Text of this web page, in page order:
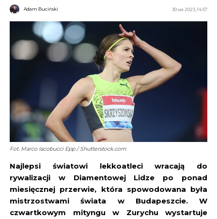
Adam Buciński 30 sie 2023, 14:57
Fot. Marco Iacobucci Epp / Shutterstock.com
Najlepsi światowi lekkoatleci wracają do
rywalizacji w Diamentowej Lidze po ponad
miesięcznej przerwie, która spowodowana była
mistrzostwami świata w Budapeszcie. W
czwartkowym mityngu w Zurychu wystartuje